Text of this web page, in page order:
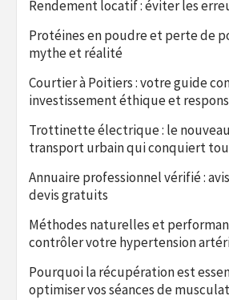
Rendement locatif : éviter les
Protéines en poudre et perte de
mythe et réalité
Courtier à Poitiers : votre guide
investissement éthique et
Trottinette électrique : le
transport urbain qui conquiert
Annuaire professionnel vérifié :
devis gratuits
Méthodes naturelles et
contrôler votre hypertension
Pourquoi la récupération est
optimiser vos séances de